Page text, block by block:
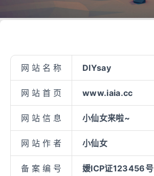
网站名称 DIYsay
网站首页 www.iaia.cc
网站信息 小仙女来啦~
网站作者 小仙女
备案编号 媛ICP证123456号